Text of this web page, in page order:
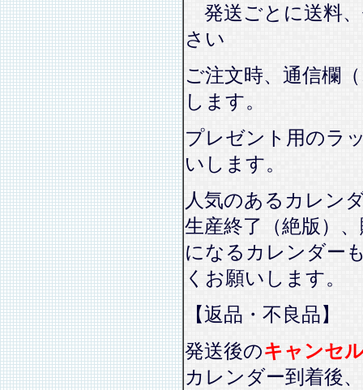
発送ごとに送料
さい
ご注文時、通信欄
します。
プレゼント用のラ
いします。
人気のあるカレン
生産終了（絶版）
になるカレンダー
くお願いします。
【返品・不良品】
発送後のキャンセ
カレンダー到着後、